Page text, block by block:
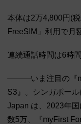
本体は2万4,800円(
FreeSIM」利用で月
連続通話時間は6時
―――いま注目の『
S3』。シンガポー
Japan は、2023年
数5万、『myFirst